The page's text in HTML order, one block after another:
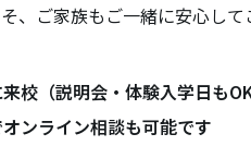
、ご家族もご一緒に安心して
校（説明会・体験入学日もOK
ンライン相談も可能です